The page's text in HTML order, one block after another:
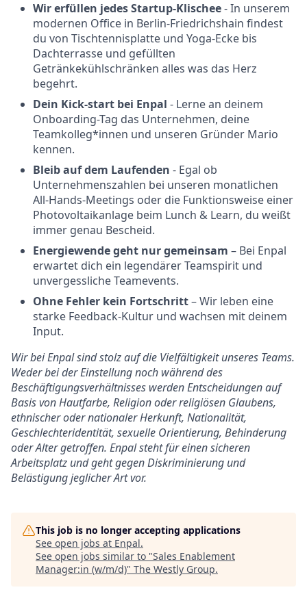
Wir erfüllen jedes Startup-Klischee- In unserem
modernen Office in Berlin-Friedrichshain findest
du von Tischtennisplatte und Yoga-Ecke bis
Dachterrasse und gefüllten
Getränkekühlschränken alles was das Herz
begehrt.
Dein Kick-start bei Enpal - Lerne an deinem
Onboarding-Tag das Unternehmen, deine
Teamkolleg*innen und unseren Gründer Mario
kennen.
Bleib auf dem Laufenden - Egal ob
Unternehmenszahlen bei unseren monatlichen
All-Hands-Meetings oder die Funktionsweise einer
Photovoltaikanlage beim Lunch & Learn, du weißt
immer genau Bescheid.
Energiewende geht nur gemeinsam – Bei Enpal
erwartet dich ein legendärer Teamspirit und
unvergessliche Teamevents.
Ohne Fehler kein Fortschritt– Wir leben eine
starke Feedback-Kultur und wachsen mit deinem
Input.
Wir bei Enpal sind stolz auf die Vielfältigkeit unseres Teams.
Weder bei der Einstellung noch während des
Beschäftigungsverhältnisses werden Entscheidungen auf
Basis von Hautfarbe, Religion oder religiösen Glaubens,
ethnischer oder nationaler Herkunft, Nationalität,
Geschlechteridentität, sexuelle Orientierung, Behinderung
oder Alter getroffen. Enpal steht für einen sicheren
Arbeitsplatz und geht gegen Diskriminierung und
Belästigung jeglicher Art vor.
This job is no longer accepting applications
See open jobs at Enpal.
See open jobs similar to "Sales Enablement
Manager:in (w/m/d)" The Westly Group.